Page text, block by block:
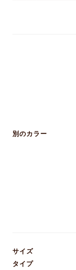
別のカラー
サイズ
タイプ